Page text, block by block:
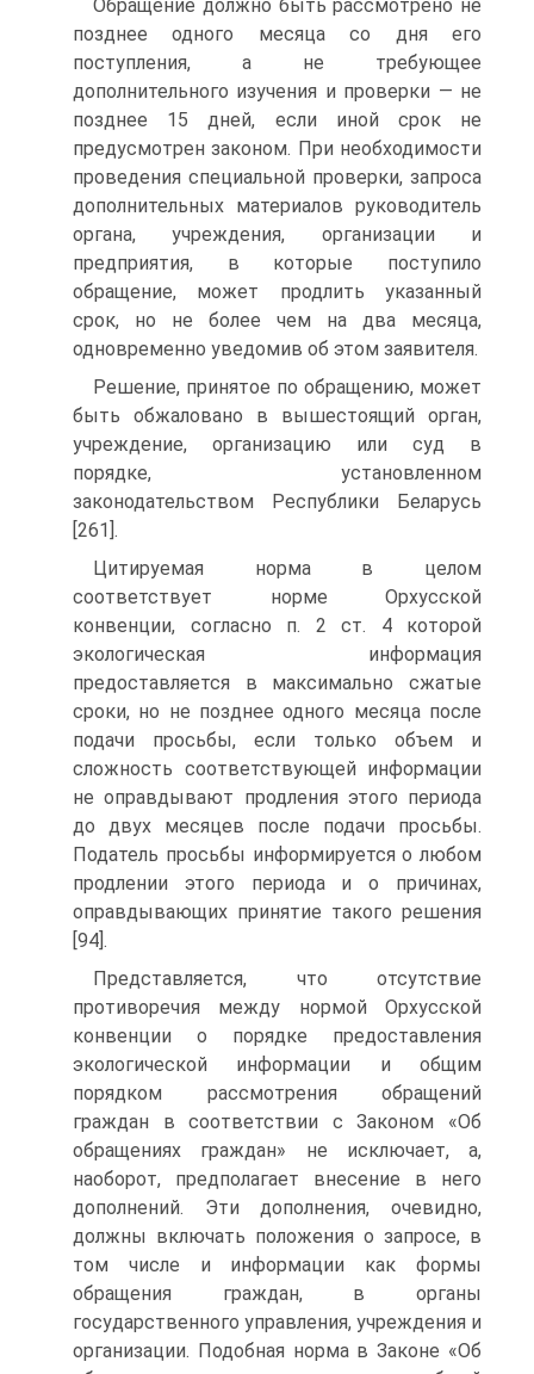
Обращение должно быть рассмотрено не
позднее одного месяца со дня его
поступления, а не требующее
дополнительного изучения и проверки — не
позднее 15 дней, если иной срок не
предусмотрен законом. При необходимости
проведения специальной проверки, запроса
дополнительных материалов руководитель
органа, учреждения, организации и
предприятия, в которые поступило
обращение, может продлить указанный
срок, но не более чем на два месяца,
одновременно уведомив об этом заявителя.
Решение, принятое по обращению, может
быть обжаловано в вышестоящий орган,
учреждение, организацию или суд в
порядке, установленном
законодательством Республики Беларусь
[261].
Цитируемая норма в целом
соответствует норме Орхусской
конвенции, согласно п. 2 ст. 4 которой
экологическая информация
предоставляется в максимально сжатые
сроки, но не позднее одного месяца после
подачи просьбы, если только объем и
сложность соответствующей информации
не оправдывают продления этого периода
до двух месяцев после подачи просьбы.
Податель просьбы информируется о любом
продлении этого периода и о причинах,
оправдывающих принятие такого решения
[94].
Представляется, что отсутствие
противоречия между нормой Орхусской
конвенции о порядке предоставления
экологической информации и общим
порядком рассмотрения обращений
граждан в соответствии с Законом «Об
обращениях граждан» не исключает, а,
наоборот, предполагает внесение в него
дополнений. Эти дополнения, очевидно,
должны включать положения о запросе, в
том числе и информации как формы
обращения граждан, в органы
государственного управления, учреждения и
организации. Подобная норма в Законе «Об